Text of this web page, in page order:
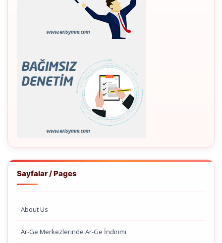
Sayfalar / Pages
About Us
Ar-Ge Merkezlerinde Ar-Ge İndirimi